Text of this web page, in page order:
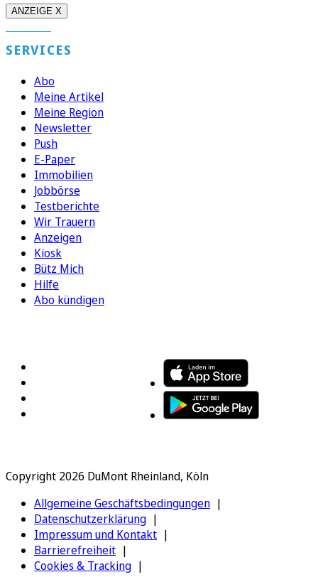
ANZEIGE X
SERVICES
Abo
Meine Artikel
Meine Region
Newsletter
Push
E-Paper
Immobilien
Jobbörse
Testberichte
Wir Trauern
Anzeigen
Kiosk
Bütz Mich
Hilfe
Abo kündigen
Copyright 2026 DuMont Rheinland, Köln
Allgemeine Geschäftsbedingungen
Datenschutzerklärung
Impressum und Kontakt
Barrierefreiheit
Cookies & Tracking